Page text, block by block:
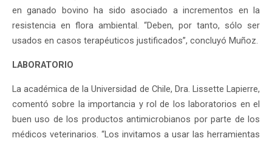
en ganado bovino ha sido asociado a incrementos en la
resistencia en flora ambiental. “Deben, por tanto, sólo ser
usados en casos terapéuticos justificados”, concluyó Muñoz.
LABORATORIO
La académica de la Universidad de Chile, Dra. Lissette Lapierre,
comentó sobre la importancia y rol de los laboratorios en el
buen uso de los productos antimicrobianos por parte de los
médicos veterinarios. “Los invitamos a usar las herramientas